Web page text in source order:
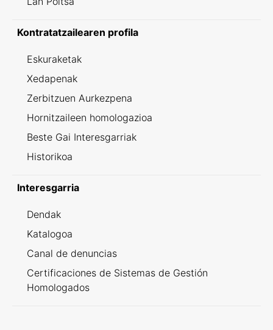
Kontratatzailearen profila
Eskuraketak
Xedapenak
Zerbitzuen Aurkezpena
Hornitzaileen homologazioa
Beste Gai Interesgarriak
Historikoa
Interesgarria
Dendak
Katalogoa
Canal de denuncias
Certificaciones de Sistemas de Gestión
Homologados